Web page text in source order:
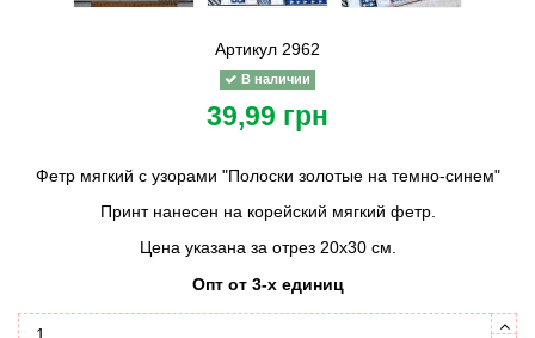
Артикул 2962
В наличии
39,99 грн
Фетр мягкий с узорами "Полоски золотые на темно-синем"
Принт нанесен на корейский мягкий фетр.
Цена указана за отрез 20х30 см.
Опт от 3-х единиц